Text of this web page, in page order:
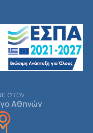
στον
Αθηνών